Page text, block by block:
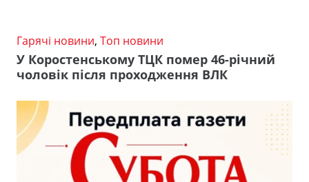
Гарячі новини, Топ новини
У Коростенському ТЦК помер 46-річний
чоловік після проходження ВЛК